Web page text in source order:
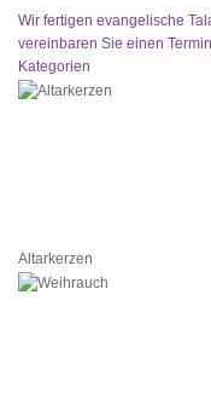
Wir fertigen evangelische
vereinbaren Sie einen
Kategorien
Altarkerzen